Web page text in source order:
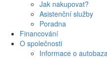
Jak nakupovat?
Asistenční služby
Poradna
Financování
O společnosti
Informace o